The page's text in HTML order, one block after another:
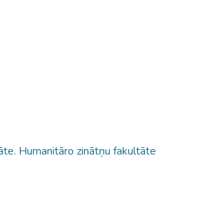
Humanitāro zinātņu fakultāte